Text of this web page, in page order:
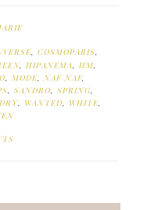
, COSMOPARIS,
, HIPANEMA, HM,
, MODE,NAF NAF,
, SANDRO, SPRING,
, WANTED, WHITE,